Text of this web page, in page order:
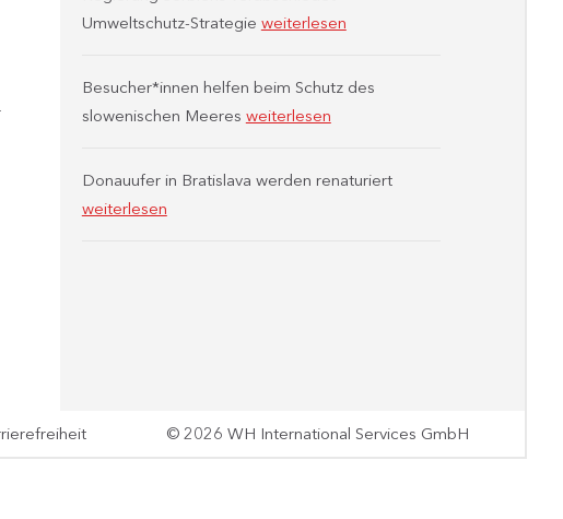
Umweltschutz-Strategie weiterlesen
Besucher*innen helfen beim Schutz des
slowenischen Meeres weiterlesen
Donauufer in Bratislava werden renaturiert
weiterlesen
© 2026 WH International Services GmbH